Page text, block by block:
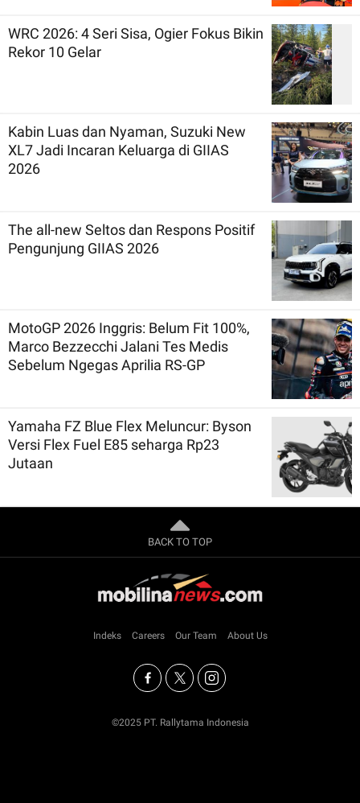
WRC 2026: 4 Seri Sisa, Ogier Fokus Bikin
Rekor 10 Gelar
Kabin Luas dan Nyaman, Suzuki New
XL7 Jadi Incaran Keluarga di GIIAS
2026
The all-new Seltos dan Respons Positif
Pengunjung GIIAS 2026
MotoGP 2026 Inggris: Belum Fit 100%,
Marco Bezzecchi Jalani Tes Medis
Sebelum Ngegas Aprilia RS-GP
Yamaha FZ Blue Flex Meluncur: Byson
Versi Flex Fuel E85 seharga Rp23
Jutaan
BACK TO TOP
Indeks Careers Our Team About Us
©2025 PT. Rallytama Indonesia